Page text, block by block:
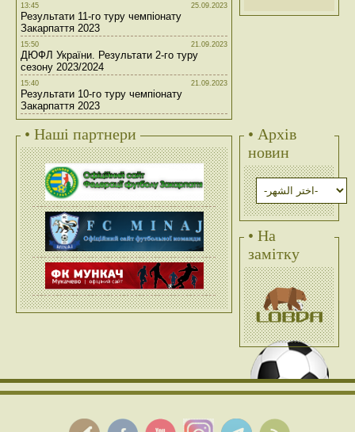
13:45 25.09.2023
Результати 11-го туру чемпіонату
Закарпаття 2023
15:50 21.09.2023
ДЮФЛ України. Результати 2-го туру
сезону 2023/2024
15:40 21.09.2023
Результати 10-го туру чемпіонату
Закарпаття 2023
• Наші партнери
• Архів
новин
• На
замітку